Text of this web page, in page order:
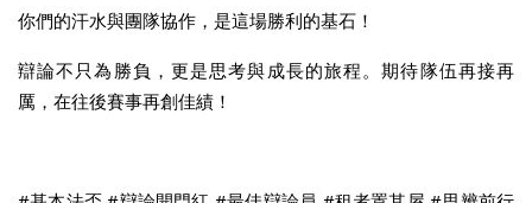
你們的汗水與團隊協作，是這場勝利的基石！
辯論不只為勝負，更是思考與成長的旅程。期待隊伍再接再
厲，在往後賽事再創佳績！